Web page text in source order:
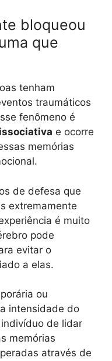
bloqueou
que
tenham
traumáticos
fenômeno é
e ocorre
memórias
de defesa que
extremamente
é muito
pode
evitar o
a elas.
ou
intensidade do
de lidar
memórias
através de